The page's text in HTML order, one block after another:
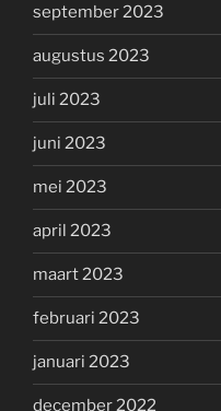
september 2023
augustus 2023
juli 2023
juni 2023
mei 2023
april 2023
maart 2023
februari 2023
januari 2023
december 2022